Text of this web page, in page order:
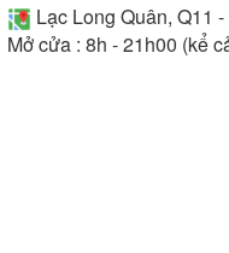
Lạc Long Quân, Q11
Mở cửa : 8h - 21h00 (kể